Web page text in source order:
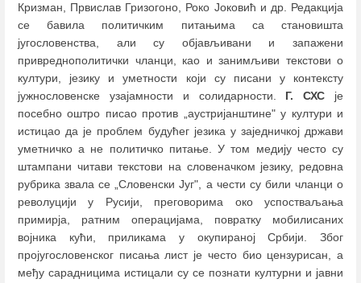
Кризман, Првислав Гризогоно, Роко Јоковић и др. Редакција
се бавила политичким питањима са становишта
југословенства, али су објављивани и запажени
привреднополитички чланци, као и занимљиви текстови о
култури, језику и уметности који су писани у контексту
јужнословенске узајамности и солидарности. Г. СХС је
посебно оштро писао против „аустријанштине" у култури и
истицао да је проблем будућег језика у заједничкој држави
уметничко а не политичко питање. У том медију често су
штампани читави текстови на словеначком језику, редовна
рубрика звала се „Словенски Југ", а чести су били чланци о
револуцији у Русији, преговорима око успостваљања
примирја, ратним операцијама, повратку мобилисаних
војника кући, приликама у окупираној Србији. Због
пројугословенског писања лист је често био цензурисан, а
међу сарадницима истицали су се познати културни и јавни